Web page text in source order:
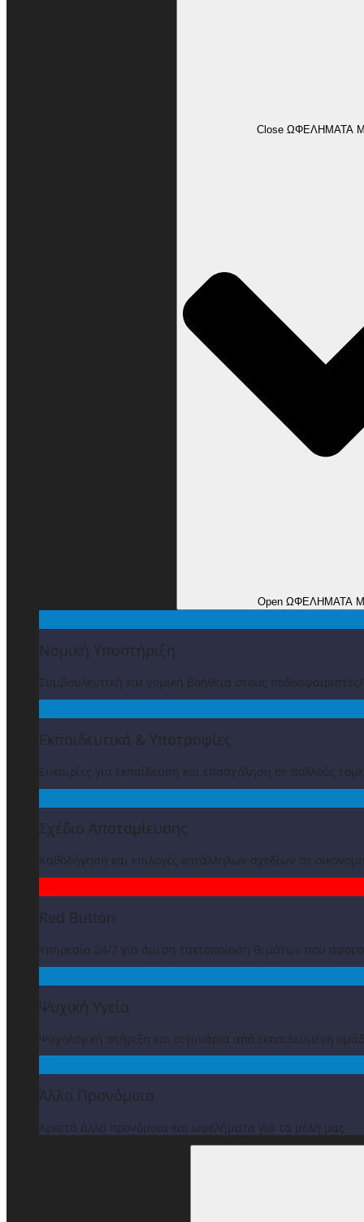
Close ΩΦΕΛΗΜΑΤΑ
Open ΩΦΕΛΗΜΑΤΑ
Νομική Υποστήριξη
Συμβουλευτική και νομική βοήθεια στους
Εκπαιδευτικά & Υποτροφίες
Ευκαιρίες για εκπαίδευση και επασχόληση σε πολλούς
Σχέδιο Αποταμίευσης
Καθοδήγηση και επιλογές κατάλληλων σχεδίων σε
Red Button
Υπηρεσία 24/7 για άμεση τακτοποίηση θεμάτων που
Ψυχική Υγεία
Ψυχολογική στήριξη και σεμινάρια από εκπαιδευμένη
Άλλα Προνόμοια
Αρκετά άλλα προνόμοια και ωφελήματα για τα μέλη μας